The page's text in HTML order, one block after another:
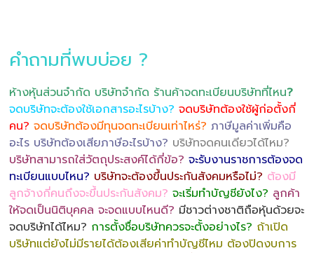
คำถามที่พบบ่อย ?
ห้างหุ้นส่วนจำกัด บริษัทจำกัด ร้านค้าจดทะเบียนบริษัทที่ไหน?
จดบริษัทจะต้องใช้เอกสารอะไรบ้าง? จดบริษัทต้องใช้ผู้ก่อตั้งกี่
คน? จดบริษัทต้องมีทุนจดทะเบียนเท่าไหร่? ภาษีมูลค่าเพิ่มคือ
อะไร บริษัทต้องเสียภาษีอะไรบ้าง? บริษัทจดคนเดียวได้ไหม?
บริษัทสามารถใส่วัตถุประสงค์ได้กี่ข้อ? จะรับงานราชการต้องจด
ทะเบียนแบบไหน? บริษัทจะต้องขึ้นประกันสังคมหรือไม่? ต้องมี
ลูกจ้างกี่คนถึงจะขึ้นประกันสังคม? จะเริ่มทำบัญชียังไง? ลูกค้า
ให้จดเป็นนิติบุคคล จะจดแบบไหนดี? มีชาวต่างชาติถือหุ้นด้วยจะ
จดบริษัทได้ไหม? การตั้งชื่อบริษัทควรจะตั้งอย่างไร? ถ้าเปิด
บริษัทแต่ยังไม่มีรายได้ต้องเสียค่าทำบัญชีไหม ต้องปิดงบการ